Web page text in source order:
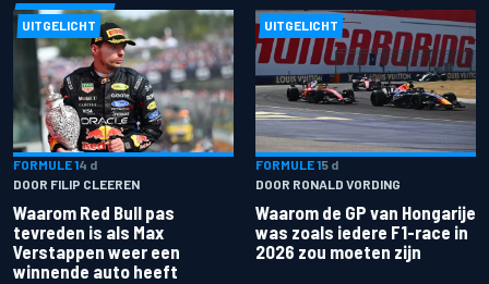
UITGELICHT
FORMULE 14 d
DOOR FILIP CLEEREN
Waarom Red Bull pas
tevreden is als Max
Verstappen weer een
winnende auto heeft
UITGELICHT
FORMULE 15 d
DOOR RONALD VORDING
Waarom de GP van Hongarije
was zoals iedere F1-race in
2026 zou moeten zijn